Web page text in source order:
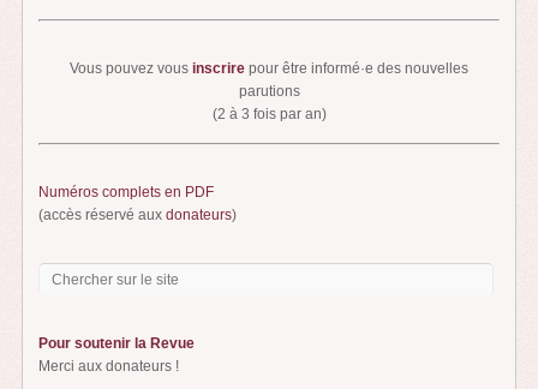
Vous pouvez vous inscrire pour être informé·e des nouvelles
parutions
(2 à 3 fois par an)
Numéros complets en PDF
(accès réservé auxdonateurs)
Pour soutenir la Revue
Merci aux donateurs !